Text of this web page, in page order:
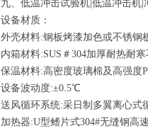
九、低温冲击试验机 |低温冲击机
设备材质：
外壳材料:钢板烤漆加色或不锈钢
内箱材料:SUS＃304加厚耐热耐
保温材料:高密度玻璃棉及高强度
设备波动度:±0.5℃
送风循环系统:采日制多翼离心式
加热器:U型鳍片式304#无缝钢高